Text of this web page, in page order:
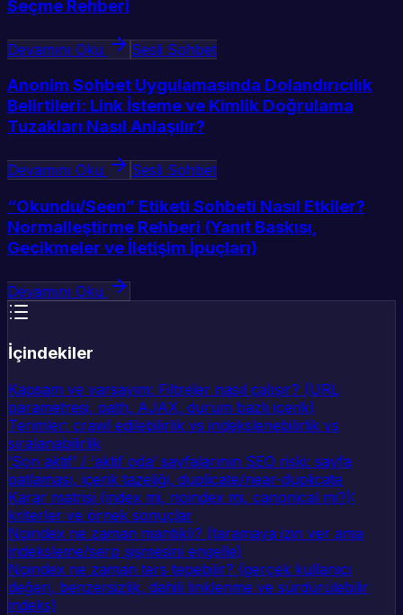
Seçme Rehberi
Devamını Oku Sesli Sohbet
Anonim Sohbet Uygulamasında Dolandırıcılık
Belirtileri: Link İsteme ve Kimlik Doğrulama
Tuzakları Nasıl Anlaşılır?
Devamını Oku Sesli Sohbet
“Okundu/Seen” Etiketi Sohbeti Nasıl Etkiler?
Normalleştirme Rehberi (Yanıt Baskısı,
Gecikmeler ve İletişim İpuçları)
Devamını Oku
İçindekiler
Kapsam ve varsayım: Filtreler nasıl çalışır? (URL
parametresi, path, AJAX, durum bazlı içerik)
Terimler: crawl edilebilirlik vs indekslenebilirlik vs
sıralanabilirlik
‘Son aktif’ / ‘aktif oda’ sayfalarının SEO riski: sayfa
patlaması, içerik tazeliği, duplicate/near-duplicate
Karar matrisi (index mi, noindex mi, canonical mi?):
kriterler ve örnek sonuçlar
Noindex ne zaman mantıklı? (taramaya izin ver ama
indeksleme/serp şişmesini engelle)
Noindex ne zaman ters tepebilir? (gerçek kullanıcı
değeri, benzersizlik, dahili linklenme ve sürdürülebilir
indeks)